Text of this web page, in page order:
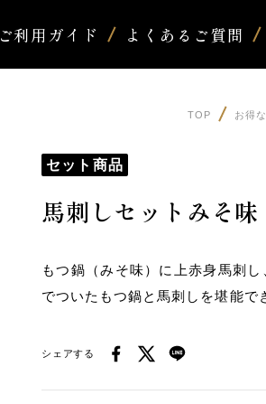
ご利用ガイド よくあるご質問
TOP お得
セット商品
馬刺しセットみそ味
もつ鍋（みそ味）に上赤身馬刺
でついたもつ鍋と馬刺しを堪能で
シェアする